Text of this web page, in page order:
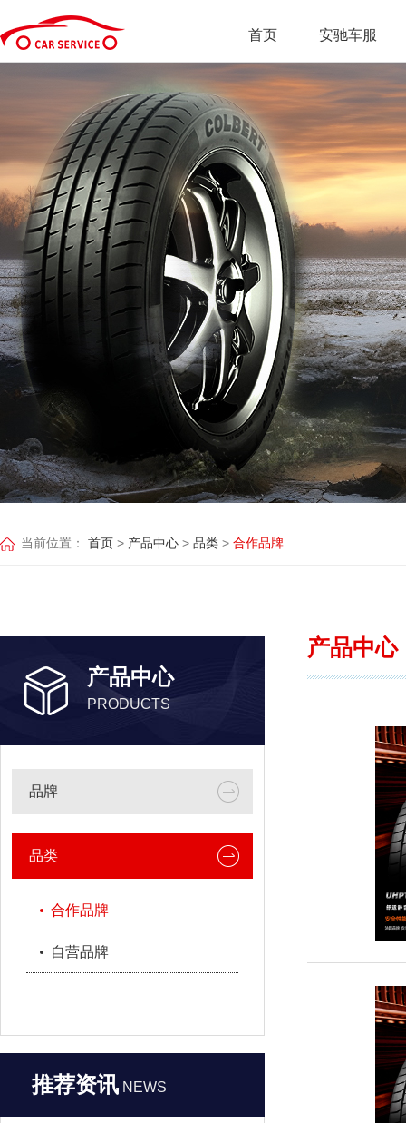
首页 安驰车服
当前位置： 首页 > 产品中心 > 品类 > 合作品牌
产品中心
PRODUCTS
品牌
品类
合作品牌
自营品牌
推荐资讯 NEWS
产品中心